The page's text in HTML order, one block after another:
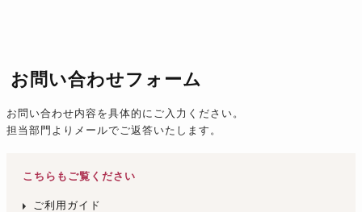
お問い合わせフォーム
お問い合わせ内容を具体的にご入力ください。
担当部門よりメールでご返答いたします。
こちらもご覧ください
ご利用ガイド